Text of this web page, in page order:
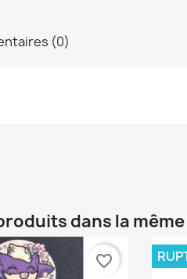
(0)
dans la
favorite_border